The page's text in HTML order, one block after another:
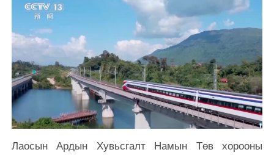
Лаосын Ардын Хувьсгалт Намын Төв хорооны